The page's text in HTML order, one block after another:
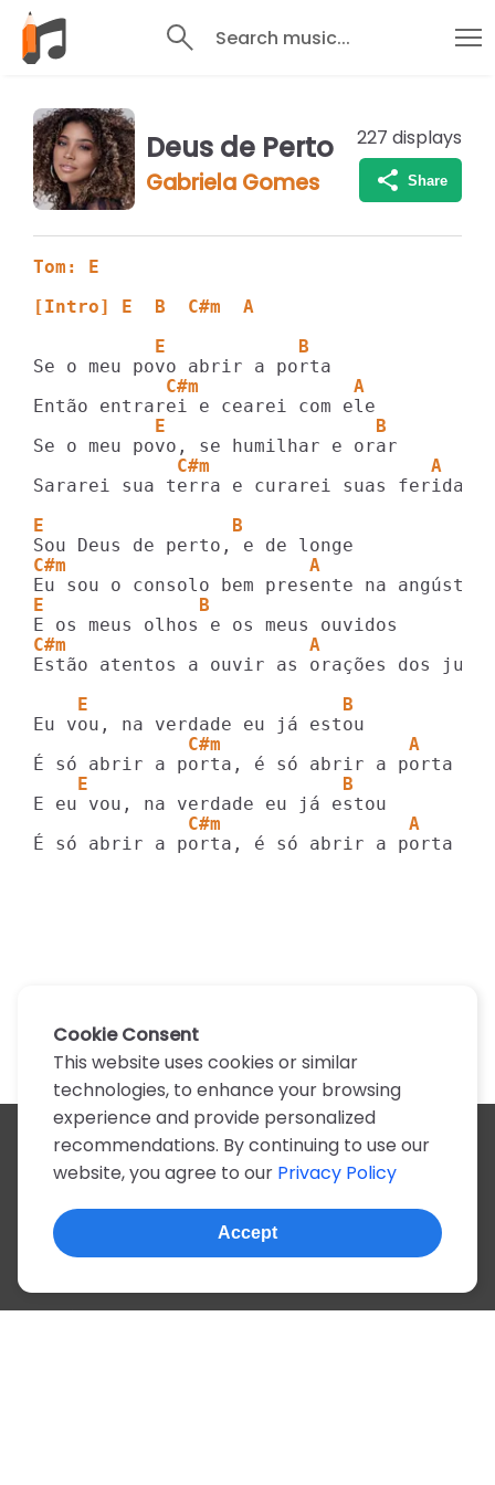
Search music...
Deus de Perto
Gabriela Gomes
227 displays
Share
Tom: E
[Intro] E  B  C#m  A
           E            B
            C#m              A
           E                   B
             C#m                    A
Sararei sua terra e curarei suas feridas
E                 B
C#m                      A
E              B
C#m                      A
Estão atentos a ouvir as orações dos
    E                       B
              C#m                 A
    E                       B
              C#m                 A
É só abrir a porta, é só abrir a porta
All artists
A
B C D E F G H I J K
N
O P Q R S T U V W X
Z
0-9
© 2022, more than 2 million tabs and lyrics
Cookie Consent
This website uses cookies or similar
technologies, to enhance your browsing
experience and provide personalized
recommendations. By continuing to use our
website, you agree to our Privacy Policy
Accept